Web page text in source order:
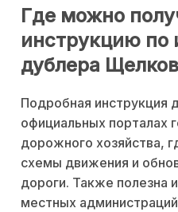
Где можно
инструкцию по
дублера
Подробная инструкция
официальных порталах
дорожного хозяйства,
схемы движения и
дороги. Также
местных